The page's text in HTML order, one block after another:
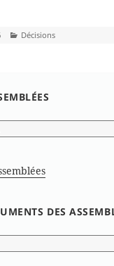
Catégories
Décisions
DES